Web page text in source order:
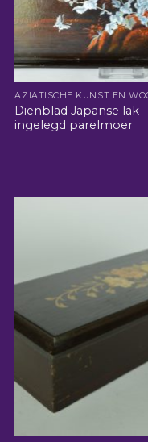
Dienblad Japanse lak
ingelegd parelmoer